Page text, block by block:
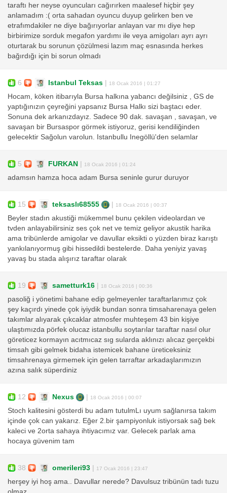
taraftı her neyse oyuncuları cağırırken maalesef hiçbir şey
anlamadım :( orta sahadan oyuncu duyup gelirken ben ve
etrafımdakiler ne diye bağırıyorlar anlayan var mı diye hep
birbirimize sorduk megafon yardımı ile veya amigoları ayrı ayrı
oturtarak bu sorunun çözülmesi lazım maç esnasında herkes
bağırdığı için bi sorun olmadı
6 Istanbul Teksas 18 Ocak 2016 | 01:27
Hocam, köken itibarıyla Bursa halkına yabancı değilsiniz , GS de
yaptığınızın çeyreğini yapsanız Bursa Halkı sizi baştacı eder.
Sonuna dek arkanızdayız. Sadece 90 dak. savaşan , savaşan, ve
savaşan bir Bursaspor görmek istiyoruz, gerisi kendiliğinden
gelecektir Sağolun varolun. Istanbullu Inegöllü'den selamlar
5 FURKAN 18 Ocak 2016 | 01:24
adamsın hamza hoca adam Bursa seninle gurur duruyor
15 teksaslı68555 18 Ocak 2016 | 00:37
Beyler stadın akustiği mükemmel bunu çekilen videolardan ve
tvden anlayabilirsiniz ses çok net ve temiz geliyor akustik harika
ama tribünlerde amigolar ve davullar eksikti o yüzden biraz karıştı
yankılanıyormuş gibi hissedildi bestelerde. Daha yeniyiz yavaş
yavaş bu stada alışırız taraftar olarak
19 sametturk16 18 Ocak 2016 | 00:36
pasoliğ i yönetimi bahane edip gelmeyenler taraftarlarımız çok
şey kaçırdı yinede çok iyiydik bundan sonra timsaharenaya gelen
takımlar alıyarak çıkcaklar atmosfer muhteşem 43 bin kişiye
ulaştımızda pörfek olucaz istanbullu soytarılar taraftar nasıl olur
göreticez kormayın acıtmıcaz sıg sularda aklınızı alıcaz gerçekbi
timsah gibi gelmek bidaha istemicek bahane üreticeksiniz
timsahrenaya girmemek için gelen tarraftar arkadaşlarımızın
azına salık süperdiniz
12 Nexus 18 Ocak 2016 | 00:07
Stoch kalitesini gösterdi bu adam tutulmLı uyum sağlanırsa takım
içinde çok can yakarız. Eğer 2.bir şampiyonluk istiyorsak sağ bek
kaleci ve 2orta sahaya ihtiyacımız var. Gelecek parlak ama
hocaya güvenim tam
38 omerileri93 17 Ocak 2016 | 23:47
herşey iyi hoş ama.. Davullar nerede? Davulsuz tribünün tadı tuzu